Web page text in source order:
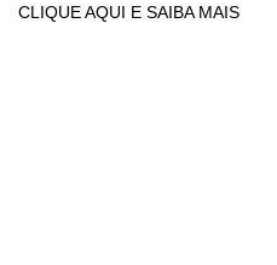
CLIQUE AQUI E SAIBA MAIS